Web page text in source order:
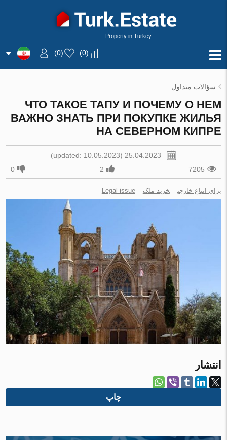
Property in Turkey
(
0
)
(
0
)
سؤالات متداول
ЧТО ТАКОЕ ТАПУ И ПОЧЕМУ О НЕМ
ВАЖНО ЗНАТЬ ПРИ ПОКУПКЕ ЖИЛЬЯ
НА СЕВЕРНОМ КИПРЕ
25.04.2023 (updated: 10.05.2023)
7205
2
0
برای اتباع خارجی خرید ملک Legal issue
انتشار
چاپ